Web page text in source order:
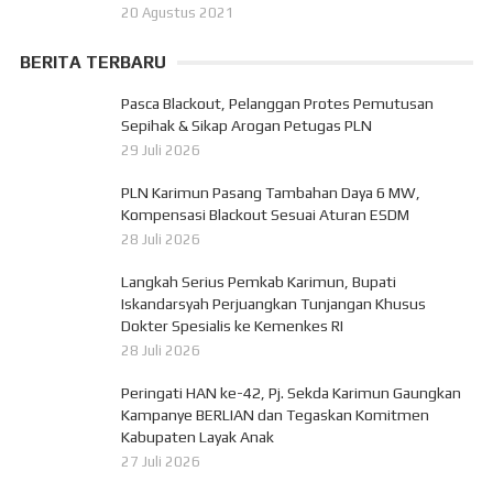
20 Agustus 2021
BERITA TERBARU
Pasca Blackout, Pelanggan Protes Pemutusan
Sepihak & Sikap Arogan Petugas PLN
29 Juli 2026
PLN Karimun Pasang Tambahan Daya 6 MW,
Kompensasi Blackout Sesuai Aturan ESDM
28 Juli 2026
Langkah Serius Pemkab Karimun, Bupati
Iskandarsyah Perjuangkan Tunjangan Khusus
Dokter Spesialis ke Kemenkes RI
28 Juli 2026
Peringati HAN ke-42, Pj. Sekda Karimun Gaungkan
Kampanye BERLIAN dan Tegaskan Komitmen
Kabupaten Layak Anak
27 Juli 2026